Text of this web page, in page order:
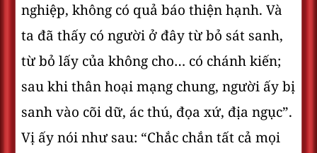
nghiệp, không có quả báo thiện hạnh. Và
ta đã thấy có người ở đây từ bỏ sát sanh,
từ bỏ lấy của không cho… có chánh kiến;
sau khi thân hoại mạng chung, người ấy bị
sanh vào cõi dữ, ác thú, đọa xứ, địa ngục”.
Vị ấy nói như sau: “Chắc chắn tất cả mọi